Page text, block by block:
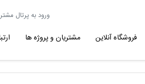
ورود به پرتال
فروشگاه آنلاین مشتریان و پروژه ها